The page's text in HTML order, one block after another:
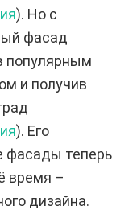
). Но с
фасад
популярным
и получив
). Его
фасады теперь
время –
дизайна.